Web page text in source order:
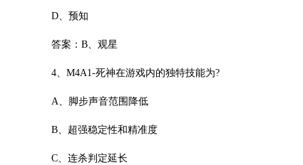
D、预知
答案：B、观星
4、M4A1-死神在游戏内的独特技能为?
A、脚步声音范围降低
B、超强稳定性和精准度
C、连杀判定延长